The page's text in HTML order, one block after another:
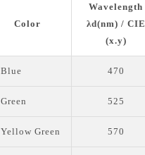
Color
Wavelength
λd(nm) / CIE
(x.y)
Blue 470
Green 525
Yellow Green 570